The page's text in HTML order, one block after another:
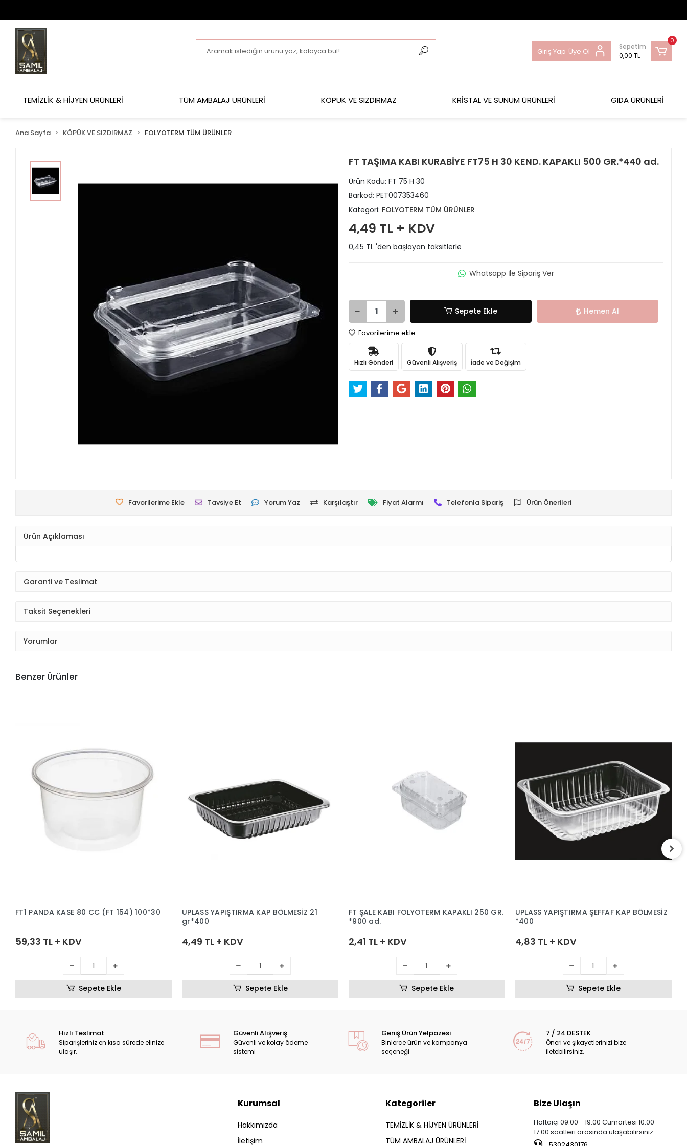
Giriş Yap Üye Ol
0
Sepetim
0,00 TL
TEMİZLİK & HİJYEN ÜRÜNLERİ TÜM AMBALAJ ÜRÜNLERİ KÖPÜK VE SIZDIRMAZ KRİSTAL VE SUNUM ÜRÜNLERİ GIDA ÜRÜNLERİ
Ana Sayfa KÖPÜK VE SIZDIRMAZ FOLYOTERM TÜM ÜRÜNLER
FT TAŞIMA KABI KURABİYE FT75 H 30 KEND. KAPAKLI 500 GR.*440 ad.
Ürün Kodu: FT 75 H 30
Barkod: PET007353460
Kategori: FOLYOTERM TÜM ÜRÜNLER
4,49 TL + KDV
0,45 TL 'den başlayan taksitlerle
Whatsapp İle Sipariş Ver
Sepete Ekle Hemen Al
Favorilerime ekle
Hızlı Gönderi Güvenli Alışveriş İade ve Değişim
Favorilerime Ekle Tavsiye Et Yorum Yaz Karşılaştır Fiyat Alarmı Telefonla Sipariş Ürün Önerileri
Ürün Açıklaması
Garanti ve Teslimat
Taksit Seçenekleri
Yorumlar
Benzer Ürünler
FT1 PANDA KASE 80 CC (FT 154) 100*30
59,33 TL + KDV
Sepete Ekle
UPLASS YAPIŞTIRMA KAP BÖLMESİZ 21
gr*400
4,49 TL + KDV
Sepete Ekle
FT ŞALE KABI FOLYOTERM KAPAKLI 250 GR.
*900 ad.
2,41 TL + KDV
Sepete Ekle
UPLASS YAPIŞTIRMA ŞEFFAF KAP BÖLMESİZ
*400
4,83 TL + KDV
Sepete Ekle
Hızlı Teslimat
Siparişleriniz en kısa sürede elinize
ulaşır.
Güvenli Alışveriş
Güvenli ve kolay ödeme
sistemi
Geniş Ürün Yelpazesi
Binlerce ürün ve kampanya
seçeneği
7 / 24 DESTEK
Öneri ve şikayetlerinizi bize
iletebilirsiniz.
Kurumsal
Hakkımızda
İletişim
Kategoriler
TEMİZLİK & HİJYEN ÜRÜNLERİ
TÜM AMBALAJ ÜRÜNLERİ
Bize Ulaşın
Haftaiçi 09:00 - 19:00 Cumartesi 10:00 -
17:00 saatleri arasında ulaşabilirsiniz.